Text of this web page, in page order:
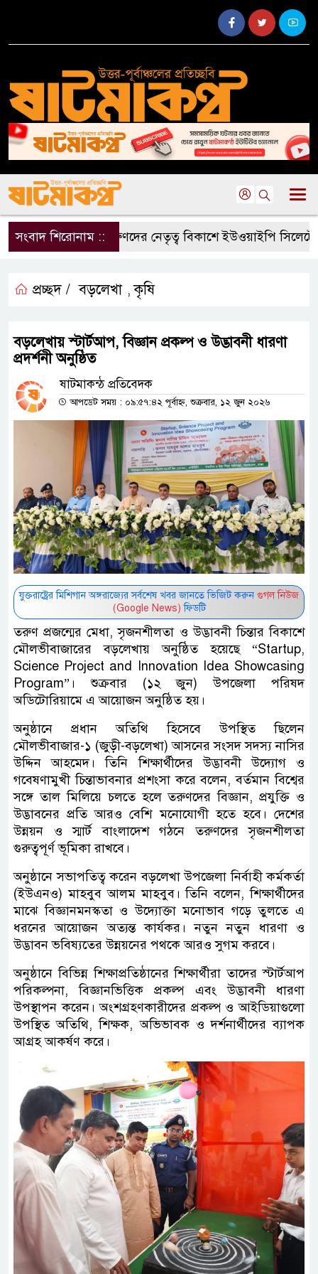
সংবাদ শিরোনাম ::তরুণদের নেতৃত্ব বিকাশে ইউওয়াইপি সিলেটের
প্রচ্ছদ / বড়লেখা ,কৃষি
বড়লেখায় স্টার্টআপ, বিজ্ঞান প্রকল্প ও উদ্ভাবনী ধারণা
প্রদর্শনী অনুষ্ঠিত
ষাটমাকন্ঠ প্রতিবেদক
আপডেট সময় : ০৯:৫৭:৪২ পূর্বাহ্ন, শুক্রবার, ১২ জুন ২০২৬
যুক্তরাষ্ট্রের মিশিগান অঙ্গরাজ্যের সর্বশেষ খবর জানতে ভিজিট করুন গুগল নিউজ
(Google News) ফিডটি
তরুণ প্রজন্মের মেধা, সৃজনশীলতা ও উদ্ভাবনী চিন্তার বিকাশে
মৌলভীবাজারের বড়লেখায় অনুষ্ঠিত হয়েছে “Startup,
Science Project and Innovation Idea Showcasing
Program”। শুক্রবার (১২ জুন) উপজেলা পরিষদ
অডিটোরিয়ামে এ আয়োজন অনুষ্ঠিত হয়।
অনুষ্ঠানে প্রধান অতিথি হিসেবে উপস্থিত ছিলেন
মৌলভীবাজার-১ (জুড়ী-বড়লেখা) আসনের সংসদ সদস্য নাসির
উদ্দিন আহমেদ। তিনি শিক্ষার্থীদের উদ্ভাবনী উদ্যোগ ও
গবেষণামুখী চিন্তাভাবনার প্রশংসা করে বলেন, বর্তমান বিশ্বের
সঙ্গে তাল মিলিয়ে চলতে হলে তরুণদের বিজ্ঞান, প্রযুক্তি ও
উদ্ভাবনের প্রতি আরও বেশি মনোযোগী হতে হবে। দেশের
উন্নয়ন ও স্মার্ট বাংলাদেশ গঠনে তরুণদের সৃজনশীলতা
গুরুত্বপূর্ণ ভূমিকা রাখবে।
অনুষ্ঠানে সভাপতিত্ব করেন বড়লেখা উপজেলা নির্বাহী কর্মকর্তা
(ইউএনও) মাহবুব আলম মাহবুব। তিনি বলেন, শিক্ষার্থীদের
মাঝে বিজ্ঞানমনস্কতা ও উদ্যোক্তা মনোভাব গড়ে তুলতে এ
ধরনের আয়োজন অত্যন্ত কার্যকর। নতুন নতুন ধারণা ও
উদ্ভাবন ভবিষ্যতের উন্নয়নের পথকে আরও সুগম করবে।
অনুষ্ঠানে বিভিন্ন শিক্ষাপ্রতিষ্ঠানের শিক্ষার্থীরা তাদের স্টার্টআপ
পরিকল্পনা, বিজ্ঞানভিত্তিক প্রকল্প এবং উদ্ভাবনী ধারণা
উপস্থাপন করেন। অংশগ্রহণকারীদের প্রকল্প ও আইডিয়াগুলো
উপস্থিত অতিথি, শিক্ষক, অভিভাবক ও দর্শনার্থীদের ব্যাপক
আগ্রহ আকর্ষণ করে।